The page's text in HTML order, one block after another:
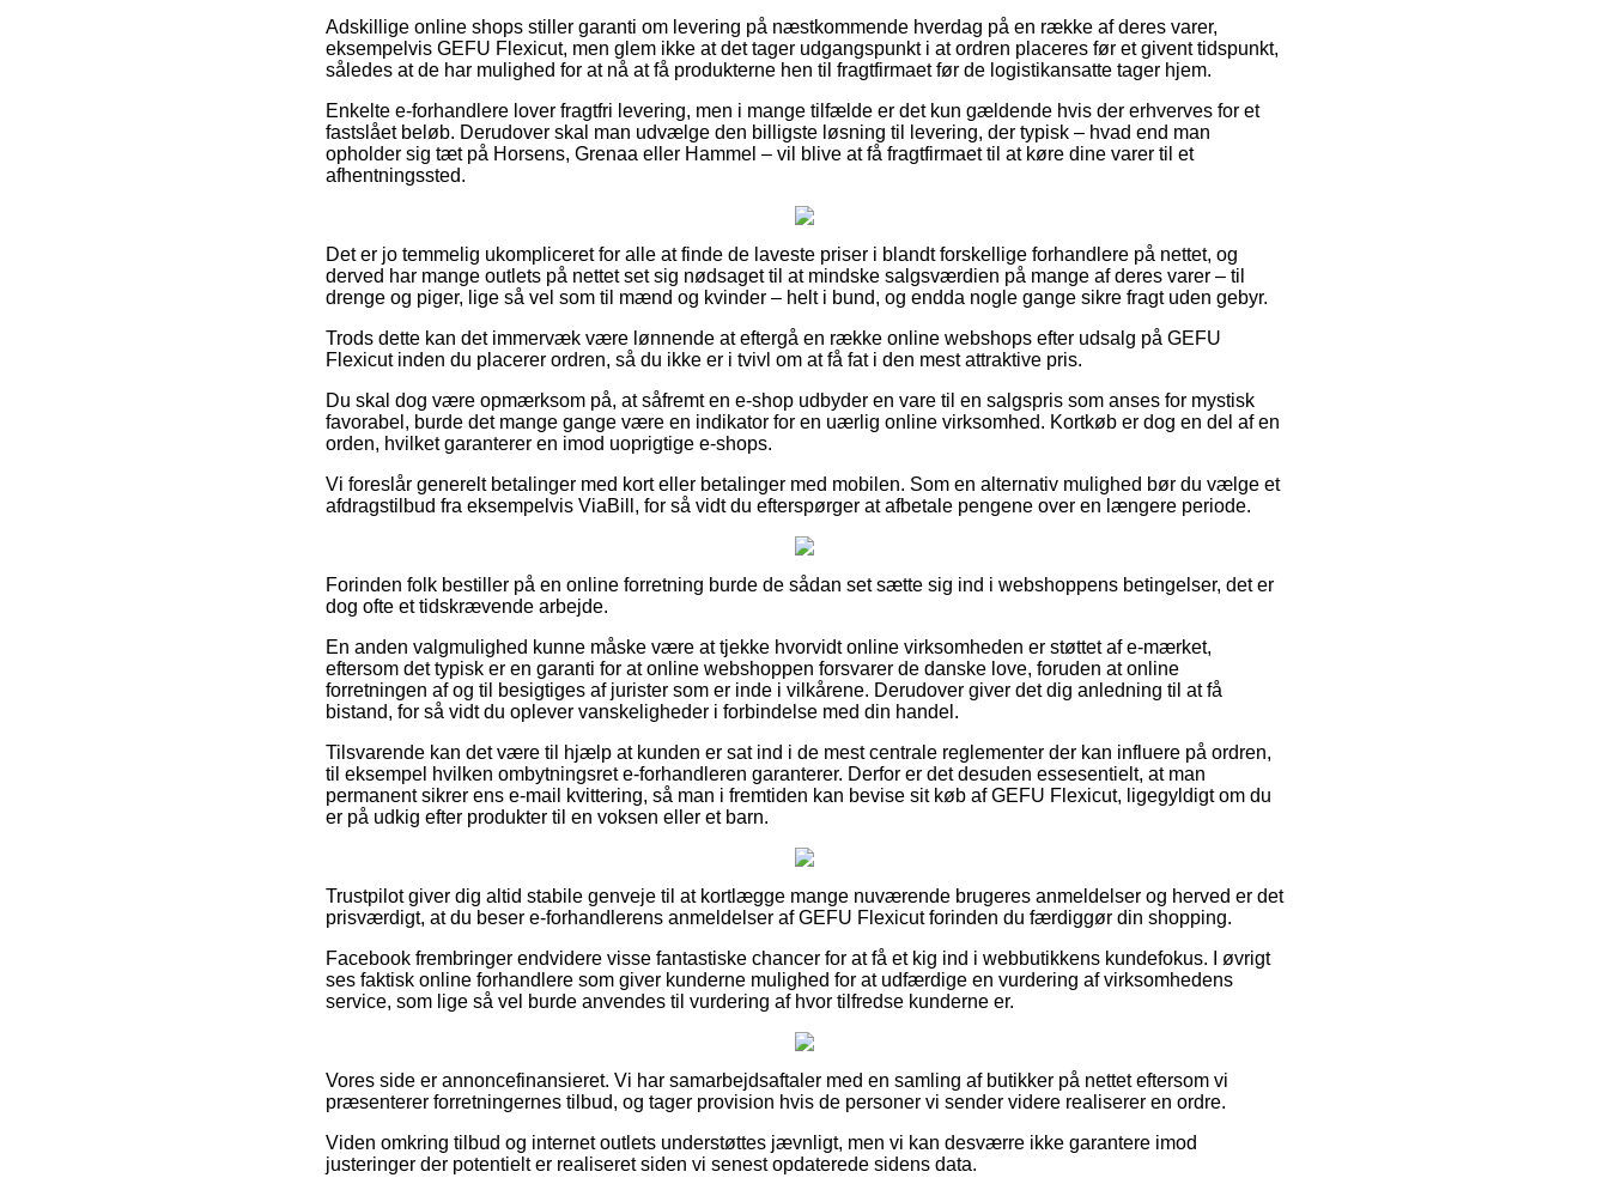
Adskillige online shops stiller garanti om levering på næstkommende hverdag på en række af deres varer,
eksempelvis GEFU Flexicut, men glem ikke at det tager udgangspunkt i at ordren placeres før et givent tidspunkt,
således at de har mulighed for at nå at få produkterne hen til fragtfirmaet før de logistikansatte tager hjem.
Enkelte e-forhandlere lover fragtfri levering, men i mange tilfælde er det kun gældende hvis der erhverves for et
fastslået beløb. Derudover skal man udvælge den billigste løsning til levering, der typisk – hvad end man
opholder sig tæt på Horsens, Grenaa eller Hammel – vil blive at få fragtfirmaet til at køre dine varer til et
afhentningssted.
Det er jo temmelig ukompliceret for alle at finde de laveste priser i blandt forskellige forhandlere på nettet, og
derved har mange outlets på nettet set sig nødsaget til at mindske salgsværdien på mange af deres varer – til
drenge og piger, lige så vel som til mænd og kvinder – helt i bund, og endda nogle gange sikre fragt uden gebyr.
Trods dette kan det immervæk være lønnende at eftergå en række online webshops efter udsalg på GEFU
Flexicut inden du placerer ordren, så du ikke er i tvivl om at få fat i den mest attraktive pris.
Du skal dog være opmærksom på, at såfremt en e-shop udbyder en vare til en salgspris som anses for mystisk
favorabel, burde det mange gange være en indikator for en uærlig online virksomhed. Kortkøb er dog en del af en
orden, hvilket garanterer en imod uoprigtige e-shops.
Vi foreslår generelt betalinger med kort eller betalinger med mobilen. Som en alternativ mulighed bør du vælge et
afdragstilbud fra eksempelvis ViaBill, for så vidt du efterspørger at afbetale pengene over en længere periode.
Forinden folk bestiller på en online forretning burde de sådan set sætte sig ind i webshoppens betingelser, det er
dog ofte et tidskrævende arbejde.
En anden valgmulighed kunne måske være at tjekke hvorvidt online virksomheden er støttet af e-mærket,
eftersom det typisk er en garanti for at online webshoppen forsvarer de danske love, foruden at online
forretningen af og til besigtiges af jurister som er inde i vilkårene. Derudover giver det dig anledning til at få
bistand, for så vidt du oplever vanskeligheder i forbindelse med din handel.
Tilsvarende kan det være til hjælp at kunden er sat ind i de mest centrale reglementer der kan influere på ordren,
til eksempel hvilken ombytningsret e-forhandleren garanterer. Derfor er det desuden essesentielt, at man
permanent sikrer ens e-mail kvittering, så man i fremtiden kan bevise sit køb af GEFU Flexicut, ligegyldigt om du
er på udkig efter produkter til en voksen eller et barn.
Trustpilot giver dig altid stabile genveje til at kortlægge mange nuværende brugeres anmeldelser og herved er det
prisværdigt, at du beser e-forhandlerens anmeldelser af GEFU Flexicut forinden du færdiggør din shopping.
Facebook frembringer endvidere visse fantastiske chancer for at få et kig ind i webbutikkens kundefokus. I øvrigt
ses faktisk online forhandlere som giver kunderne mulighed for at udfærdige en vurdering af virksomhedens
service, som lige så vel burde anvendes til vurdering af hvor tilfredse kunderne er.
Vores side er annoncefinansieret. Vi har samarbejdsaftaler med en samling af butikker på nettet eftersom vi
præsenterer forretningernes tilbud, og tager provision hvis de personer vi sender videre realiserer en ordre.
Viden omkring tilbud og internet outlets understøttes jævnligt, men vi kan desværre ikke garantere imod
justeringer der potentielt er realiseret siden vi senest opdaterede sidens data.